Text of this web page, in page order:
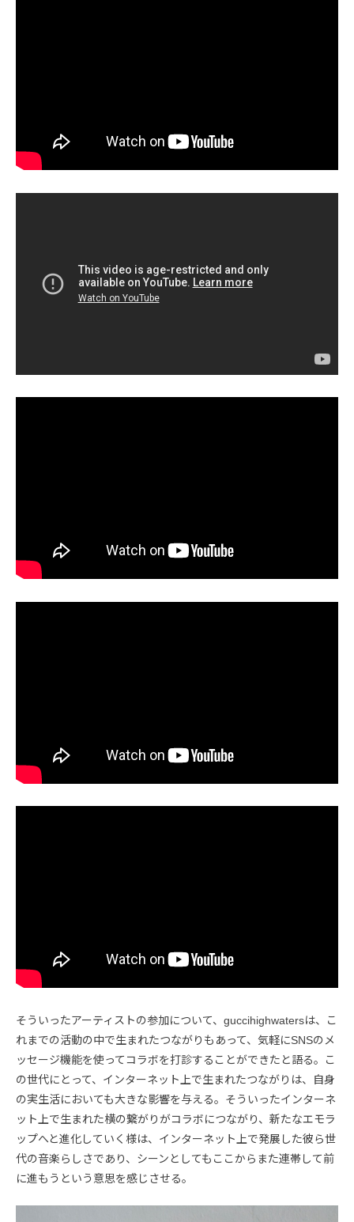
そういったアーティストの参加について、guccihighwatersは、こ
れまでの活動の中で生まれたつながりもあって、気軽にSNSのメ
ッセージ機能を使ってコラボを打診することができたと語る。こ
の世代にとって、インターネット上で生まれたつながりは、自身
の実生活においても大きな影響を与える。そういったインターネ
ット上で生まれた横の繋がりがコラボにつながり、新たなエモラ
ップへと進化していく様は、インターネット上で発展した彼ら世
代の音楽らしさであり、シーンとしてもここからまた連帯して前
に進もうという意思を感じさせる。